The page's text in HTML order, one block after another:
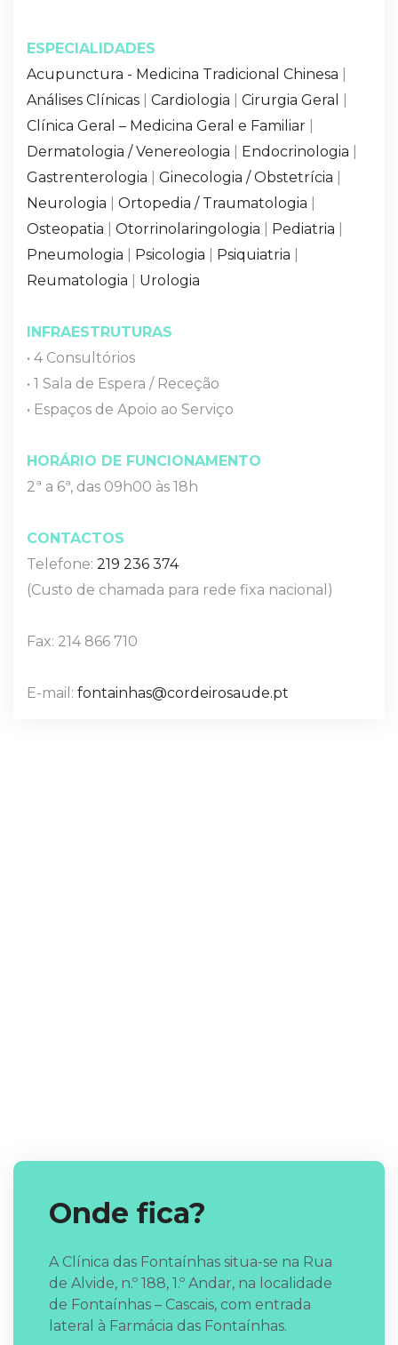
ESPECIALIDADES
Acupunctura - Medicina Tradicional Chinesa
Análises Clínicas
Cardiologia Cirurgia Geral
Clínica Geral – Medicina Geral e Familiar
Dermatologia / Venereologia
Endocrinologia
Gastrenterologia
Ginecologia / Obstetrícia
Neurologia
Ortopedia / Traumatologia
Osteopatia
Otorrinolaringologia Pediatria
Pneumologia
Psicologia Psiquiatria
Reumatologia
Urologia
INFRAESTRUTURAS
• 4 Consultórios
• 1 Sala de Espera / Receção
• Espaços de Apoio ao Serviço
HORÁRIO DE FUNCIONAMENTO
2ª a 6ª, das 09h00 às 18h
CONTACTOS
Telefone: 219 236 374
(Custo de chamada para rede fixa nacional)
Fax: 214 866 710
E-mail: fontainhas@cordeirosaude.pt
Onde fica?
A Clínica das Fontaínhas situa-se na Rua
de Alvide, n.º 188, 1.º Andar, na localidade
de Fontaínhas – Cascais, com entrada
lateral à Farmácia das Fontaínhas.